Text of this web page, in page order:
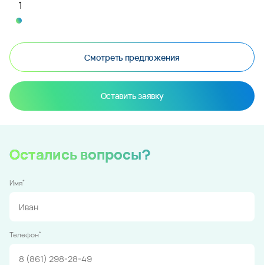
Смотреть предложения
Оставить заявку
Остались вопросы?
Имя*
Телефон*